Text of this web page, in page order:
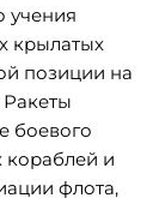
учения
крылатых
позиции на
Ракеты
боевого
кораблей и
флота,